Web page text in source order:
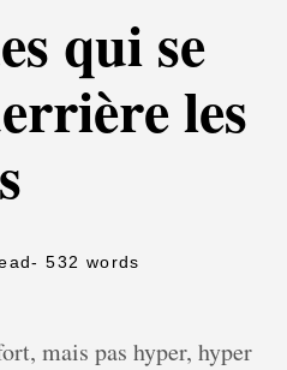
qui se
les
- 532 words
mais pas hyper, hyper